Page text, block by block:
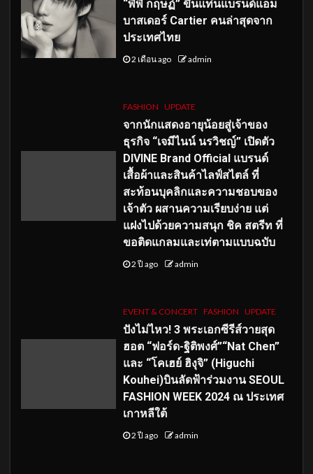
“พีพี กฤษฏ์” ขึ้นแท่นแบรนด์แอม
บาสเดอร์ Cartier คนล่าสุดจาก
ประเทศไทย
2 เดือน ago admin
FASHION UPDATE
จากนักแสดงอายุน้อยสู่เจ้าของ
ธุรกิจ “เจมีไนน์ นรวิชญ์” เปิดตัว
DIVINE Brand Official แบรนด์
เสื้อผ้าและสินค้าไลฟ์สไตล์ ที่
สะท้อนบุคลิกและความชอบของ
เจ้าตัว ผสานความเรียบง่าย แต่
แฝงไปด้วยความสนุก ชิค สตรีท ที่
ขอติดแกลมและเท่ตามแบบฉบับ
2 ปี ago admin
EVENT & CONCERT FASHION UPDATE
ปังไม่ไหว! 3 พระเอกซีรีส์วายสุด
ฮอต “ฟอร์ด-ฐิติพงศ์”“Nat Chen”
และ “โคเฮย์ ฮิงุจิ” (Higuchi
Kouhei)บินลัดฟ้าร่วมงาน SEOUL
FASHION WEEK 2024 ณ ประเทศ
เกาหลีใต้
2 ปี ago admin